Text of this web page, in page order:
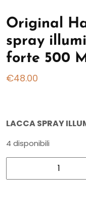
Original
spray
forte 500
€48.00
LACCA SPRAY
4 disponibili